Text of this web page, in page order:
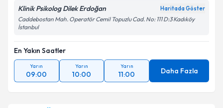
Klinik Psikolog Dilek Erdoğan Haritada Göster
Caddebostan Mah. Operatör Cemil Topuzlu Cad. No: 111 D:3 Kadıköy
İstanbul
En Yakın Saatler
Yarın
09:00
Yarın
10:00
Yarın
11:00 Daha Fazla